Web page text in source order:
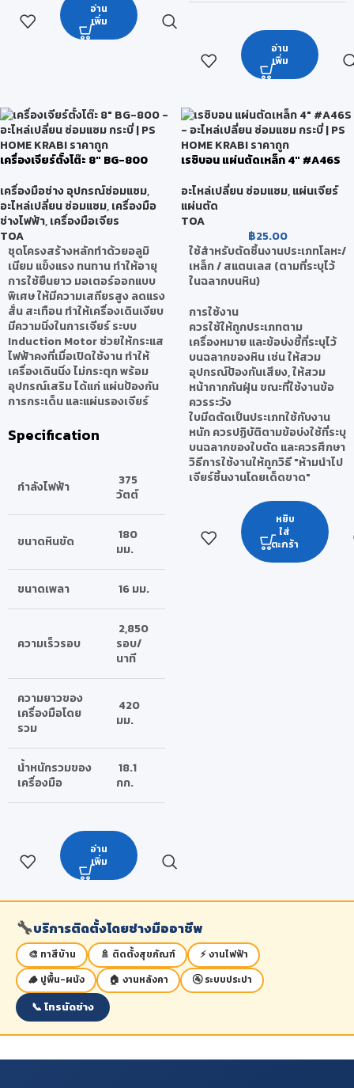
อ่าน
เพิ่ม
อ่าน
เพิ่ม
เครื่องเจียร์ตั้งโต๊ะ 8″ BG-800
เครื่องมือช่าง อุปกรณ์ซ่อมแซม,
อะไหล่เปลี่ยน ซ่อมแซม,เครื่องมือ
ช่างไฟฟ้า,เครื่องมือเจียร
TOA
ชุดโครงสร้างหลักทำด้วยอลูมิ
เนียม แข็งแรง ทนทาน ทำให้อายุ
การใช้ยืนยาว มอเตอร์ออกแบบ
พิเศษ ให้มีความเสถียรสูง ลดแรง
สั่น สะเทือน ทำให้เครื่องเดินเงียบ
มีความนิ่งในการเจียร์ ระบบ
Induction Motor ช่วยให้กระแส
ไฟฟ้าคงที่เมื่อเปิดใช้งาน ทำให้
เครื่องเดินนิ่ง ไม่กระตุก พร้อม
อุปกรณ์เสริม ได้แก่ แผ่นป้องกัน
การกระเด็น และแผ่นรองเจียร์
Specification
กำลังไฟฟ้า
375
วัตต์
ขนาดหินขัด
180
มม.
ขนาดเพลา 16 มม.
ความเร็วรอบ
2,850
รอบ/
นาที
ความยาวของ
เครื่องมือโดย
รวม
420
มม.
น้ำหนักรวมของ
เครื่องมือ
18.1
กก.
อ่าน
เพิ่ม
เรซิบอน แผ่นตัดเหล็ก 4″ #A46S
อะไหล่เปลี่ยน ซ่อมแซม,แผ่นเจียร์
แผ่นตัด
TOA
฿25.00
ใช้สำหรับตัดชิ้นงานประเภทโลหะ/
เหล็ก / สแตนเลส (ตามที่ระบุไว้
ในฉลากบนหิน)
การใช้งาน
ควรใช้ให้ถูกประเภทตาม
เครื่องหมาย และข้อบ่งชี้ที่ระบุไว้
บนฉลากของหิน เช่น ให้สวม
อุปกรณ์ป้องกันเสียง, ให้สวม
หน้ากากกันฝุ่น ขณะที่ใช้งานข้อ
ควรระวัง
ใบมีดตัดเป็นประเภทใช้กับงาน
หนัก ควรปฏิบัติตามข้อบ่งใช้ที่ระบุ
บนฉลากของใบตัด และควรศึกษา
วิธีการใช้งานให้ถูกวิธี "ห้ามนำไป
เจียร์ชิ้นงานโดยเด็ดขาด"
หยิบ
ใส่
ตะกร้า
🔧บริการติดตั้งโดยช่างมืออาชีพ
🎨 ทาสีบ้าน 🚿 ติดตั้งสุขภัณฑ์
⚡ งานไฟฟ้า
🪵 ปูพื้น-ผนัง
🏠 งานหลังคา 🚰 ระบบประปา
📞 โทรนัดช่าง